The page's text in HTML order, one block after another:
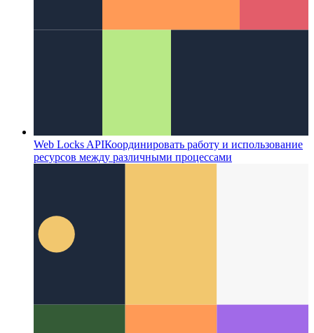
ресурсов между различными процессами